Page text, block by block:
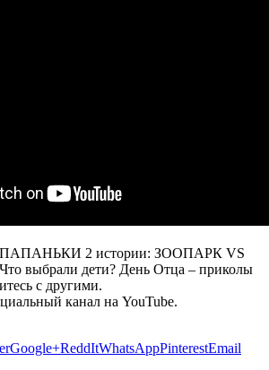
ПАПАНЬКИ 2 истории: ЗООПАРК VS
выбрали дети? День Отца – приколы
с другими.
канал на YouTube.
Google+ReddItWhatsAppPinterestEmail